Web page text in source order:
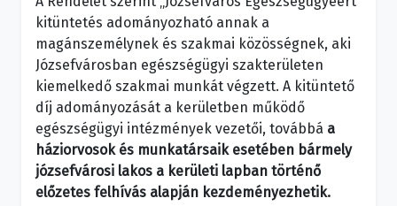
kitüntetés adományozható annak a
magánszemélynek és szakmai közösségnek, aki
Józsefvárosban egészségügyi szakterületen
kiemelkedő szakmai munkát végzett. A kitüntető
díj adományozását a kerületben működő
egészségügyi intézmények vezetői, továbbá a
háziorvosok és munkatársaik esetében bármely
józsefvárosi lakos a kerületi lapban történő
előzetes felhívás alapján kezdeményezhetik.